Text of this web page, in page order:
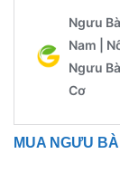
MUA NGƯU